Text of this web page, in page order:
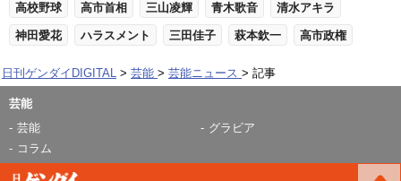
高校野球 高市首相 三山凌輝 青木歌音 清水アキラ
神田愛花 ハラスメント 三田佳子 萩本欽一 高市政権
日刊ゲンダイDIGITAL 芸能 芸能ニュース 記事
芸能
芸能
グラビア
コラム